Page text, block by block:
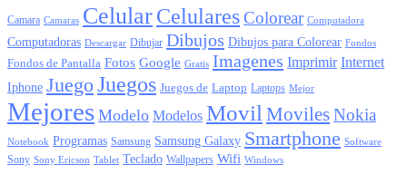
Camara Camaras CelularCelularesColorear Computadora
Computadoras Descargar Dibujar Dibujos Dibujos para Colorear Fondos
Fondos de Pantalla Fotos Google Gratis Imagenes Imprimir Internet
Iphone Juego Juegos Juegos de Laptop Laptops Mejor
Mejores Modelo Modelos Movil MovilesNokia
Notebook Programas Samsung Samsung Galaxy Smartphone Software
Sony Sony Ericson Tablet Teclado Wallpapers Wifi Windows